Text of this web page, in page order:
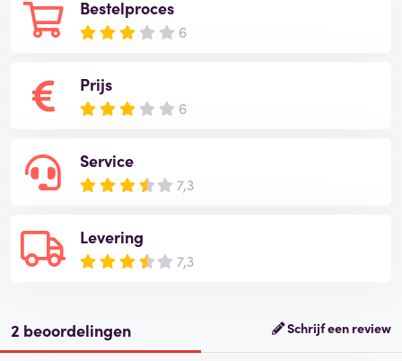
Bestelproces
6
Prijs
6
Service
7,3
Levering
7,3
2 beoordelingen Schrijf een review